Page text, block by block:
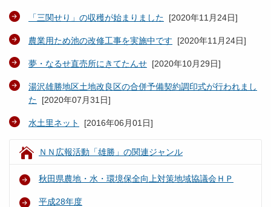
「三関せり」の収穫が始まりました [2020年11月24日]
農業用ため池の改修工事を実施中です [2020年11月24日]
夢・なるせ直売所にきてたんせ [2020年10月29日]
湯沢雄勝地区土地改良区の合併予備契約調印式が行われまし
た [2020年07月31日]
水土里ネット [2016年06月01日]
ＮＮ広報活動「雄勝」の関連ジャンル
秋田県農地・水・環境保全向上対策地域協議会ＨＰ
平成28年度